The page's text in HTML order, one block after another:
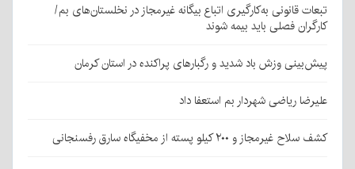
تبعات قانونی به‌کارگیری اتباع بیگانه غیرمجاز در نخلستان‌های بم/
کارگران فصلی باید بیمه شوند
پیش‌بینی وزش باد شدید و رگبارهای پراکنده در استان کرمان
علیرضا ریاضی شهردار بم استعفا داد
کشف سلاح غیرمجاز و ۲۰۰ کیلو پسته از مخفیگاه سارق رفسنجانی